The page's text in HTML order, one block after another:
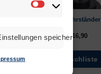
Marketing
speichern
Lötrohrständer
€16,90
Zur Wunschliste